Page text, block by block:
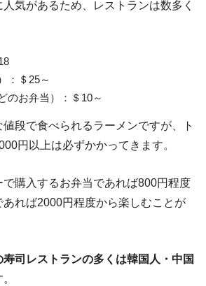
人気があるため、レストランは数多く
：＄25～
のお弁当）：＄10～
段で食べられるラーメンですが、ト
円以上は必ずかかってきます。
で購入するお弁当であれば800円程度
れば2000円程度から楽しむことが
寿司レストランの多くは韓国人・中国